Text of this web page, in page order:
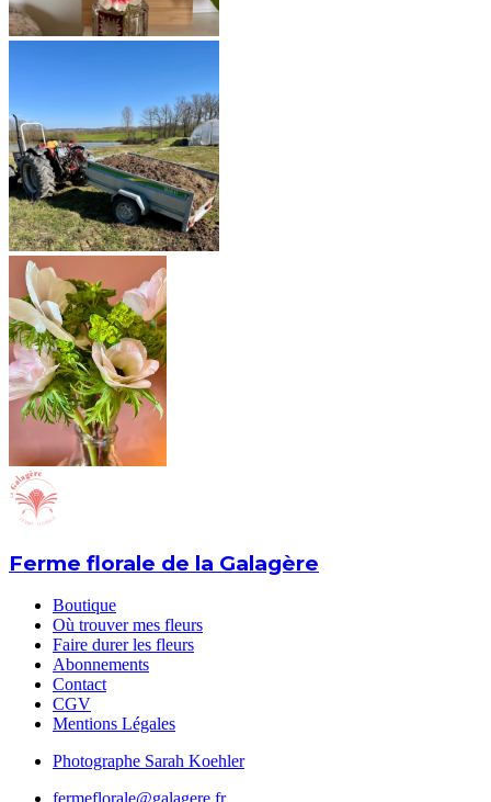
Ferme florale de la Galagère
Boutique
Où trouver mes fleurs
Faire durer les fleurs
Abonnements
Contact
CGV
Mentions Légales
Photographe Sarah Koehler